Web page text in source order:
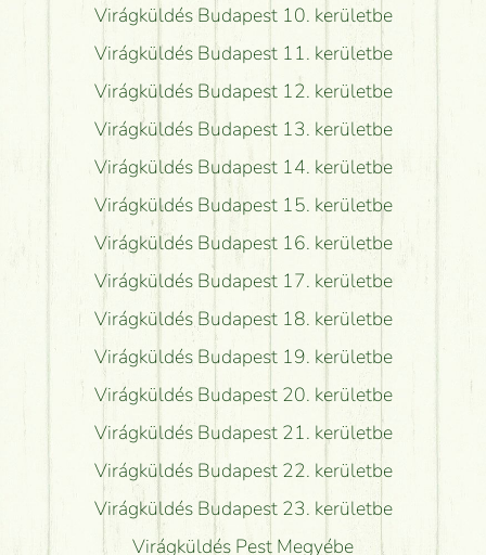
Virágküldés Budapest 10. kerületbe
Virágküldés Budapest 11. kerületbe
Virágküldés Budapest 12. kerületbe
Virágküldés Budapest 13. kerületbe
Virágküldés Budapest 14. kerületbe
Virágküldés Budapest 15. kerületbe
Virágküldés Budapest 16. kerületbe
Virágküldés Budapest 17. kerületbe
Virágküldés Budapest 18. kerületbe
Virágküldés Budapest 19. kerületbe
Virágküldés Budapest 20. kerületbe
Virágküldés Budapest 21. kerületbe
Virágküldés Budapest 22. kerületbe
Virágküldés Budapest 23. kerületbe
Virágküldés Pest Megyébe